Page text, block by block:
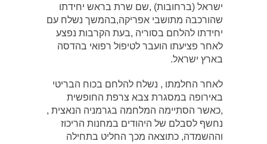
ישראל (ברחובות) ,שם שרת בראש יחידתו
שהורכבה מתושבי אפריקה,בהמשך נשלח עם
יחידתו להלחם בסוריה ,בעת הקרבות נפצע
לאחר פציעתו הועבר לטיפול רפואי בהדסה
בארץ ישראל.
לאחר החלמתו , נשלח להלחם בכוח הבריטי
באירופה במסגרת צבא צרפת החופשית
,כאשר הסתיימה המלחמה בגרמניה הנאצית ,
נחשף לסבלם של היהודים במחנות הריכוז
וההשמדה, כתוצאה מכך החליט בתחילה